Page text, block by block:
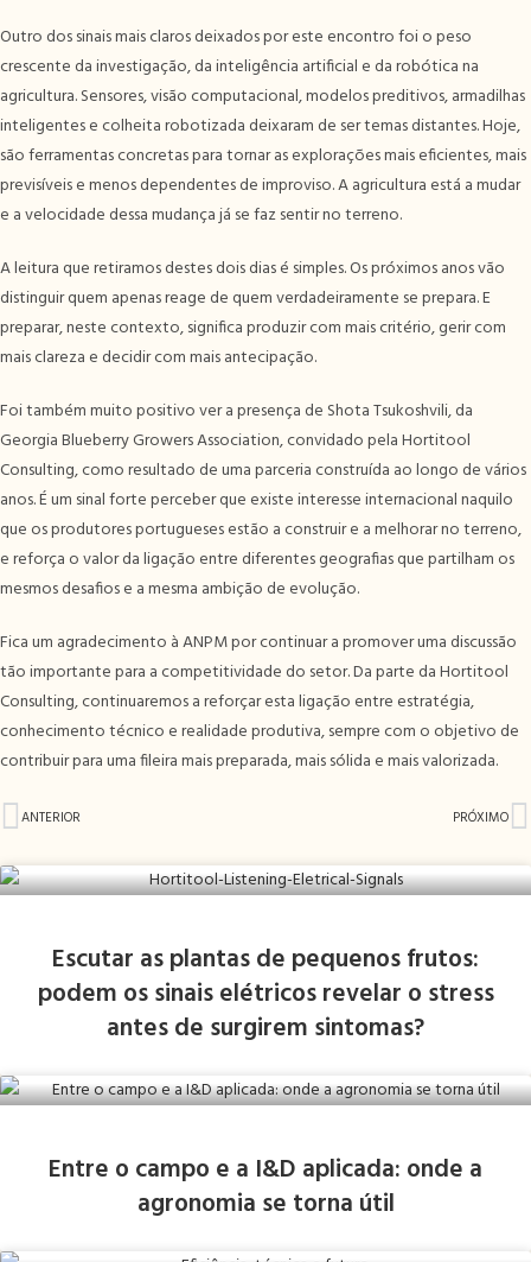
Outro dos sinais mais claros deixados por este encontro foi o peso
crescente da investigação, da inteligência artificial e da robótica na
agricultura. Sensores, visão computacional, modelos preditivos, armadilhas
inteligentes e colheita robotizada deixaram de ser temas distantes. Hoje,
são ferramentas concretas para tornar as explorações mais eficientes, mais
previsíveis e menos dependentes de improviso. A agricultura está a mudar
e a velocidade dessa mudança já se faz sentir no terreno.
A leitura que retiramos destes dois dias é simples. Os próximos anos vão
distinguir quem apenas reage de quem verdadeiramente se prepara. E
preparar, neste contexto, significa produzir com mais critério, gerir com
mais clareza e decidir com mais antecipação.
Foi também muito positivo ver a presença de Shota Tsukoshvili, da
Georgia Blueberry Growers Association, convidado pela Hortitool
Consulting, como resultado de uma parceria construída ao longo de vários
anos. É um sinal forte perceber que existe interesse internacional naquilo
que os produtores portugueses estão a construir e a melhorar no terreno,
e reforça o valor da ligação entre diferentes geografias que partilham os
mesmos desafios e a mesma ambição de evolução.
Fica um agradecimento à ANPM por continuar a promover uma discussão
tão importante para a competitividade do setor. Da parte da Hortitool
Consulting, continuaremos a reforçar esta ligação entre estratégia,
conhecimento técnico e realidade produtiva, sempre com o objetivo de
contribuir para uma fileira mais preparada, mais sólida e mais valorizada.
ANTERIOR PRÓXIMO
Escutar as plantas de pequenos frutos:
podem os sinais elétricos revelar o stress
antes de surgirem sintomas?
Entre o campo e a I&D aplicada: onde a
agronomia se torna útil